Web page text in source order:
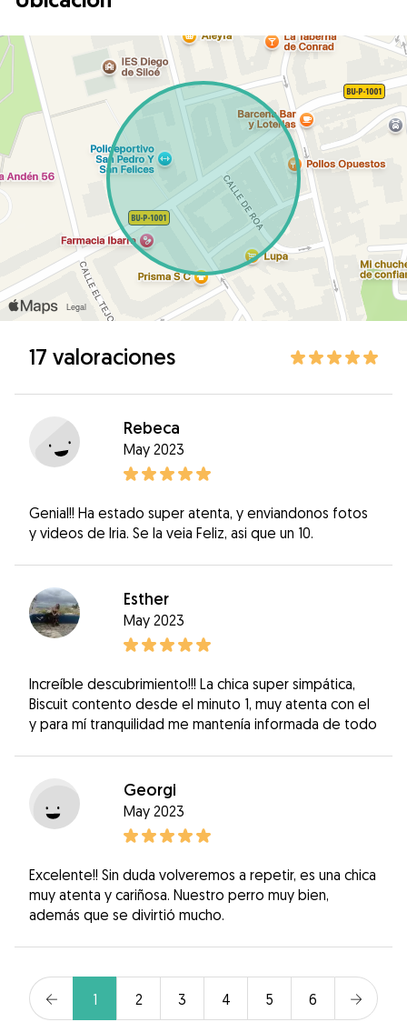
17 valoraciones
Rebeca
May 2023
Genial!! Ha estado super atenta, y enviandonos fotos
y videos de Iria. Se la veia Feliz, asi que un 10.
Esther
May 2023
Increíble descubrimiento!!! La chica super simpática,
Biscuit contento desde el minuto 1, muy atenta con el
y para mí tranquilidad me mantenía informada de todo
Georgi
May 2023
Excelente!! Sin duda volveremos a repetir, es una chica
muy atenta y cariñosa. Nuestro perro muy bien,
además que se divirtió mucho.
1 2 3 4 5 6